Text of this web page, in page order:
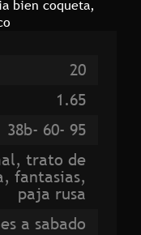
bien coqueta,
20
1.65
38b- 60- 95
trato de
fantasias,
paja rusa
a sabado